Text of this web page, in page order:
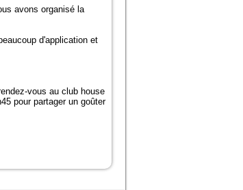
avons organisé la
d'application et
vous au club house
pour partager un goûter